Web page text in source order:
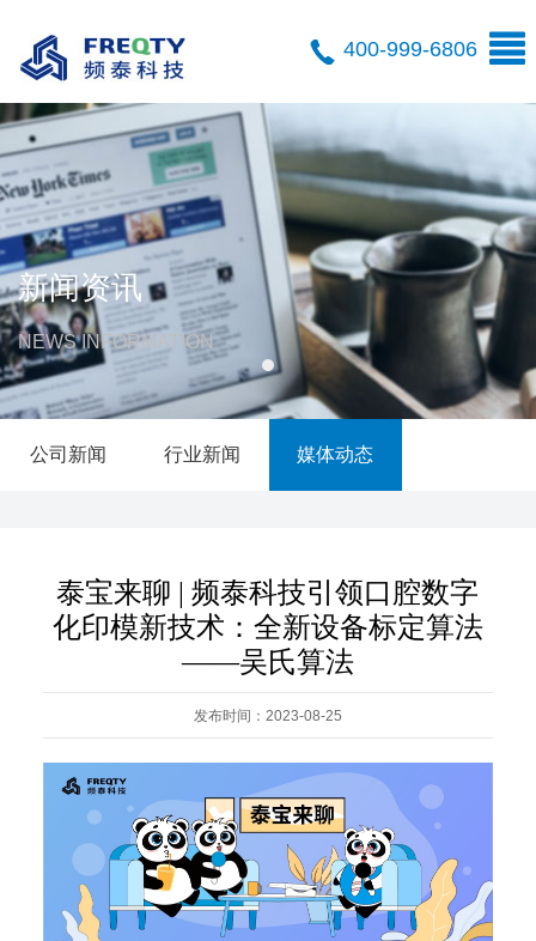
400-999-6806
新闻资讯
NEWS INFORMATION
公司新闻 行业新闻 媒体动态
泰宝来聊 | 频泰科技引领口腔数字
化印模新技术：全新设备标定算法
——吴氏算法
发布时间：2023-08-25